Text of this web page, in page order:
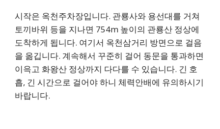
시작은 옥천주차장입니다. 관룡사와 용선대를 거쳐
토끼바위 등을 지나면 754m 높이의 관룡산 정상에
도착하게 됩니다. 여기서 옥천삼거리 방면으로 걸음
을 옮깁니다. 계속해서 꾸준히 걸어 동문을 통과하면
이윽고 화왕산 정상까지 다다를 수 있습니다. 긴 호
흡, 긴 시간으로 걸어야 하니 체력안배에 유의하시기
바랍니다.